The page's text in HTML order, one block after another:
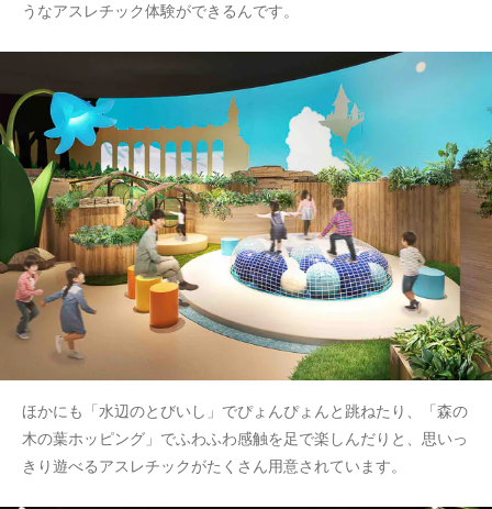
うなアスレチック体験ができるんです。
ほかにも「水辺のとびいし」でぴょんぴょんと跳ねたり、「森の
木の葉ホッピング」でふわふわ感触を足で楽しんだりと、思いっ
きり遊べるアスレチックがたくさん用意されています。